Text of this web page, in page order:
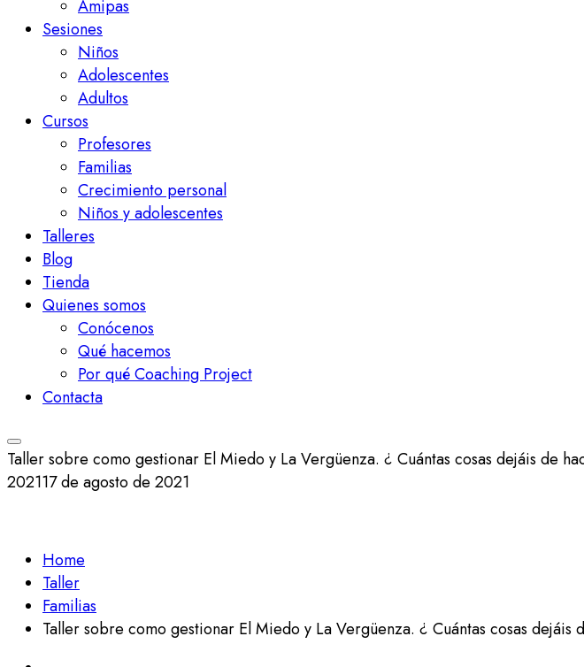
Amipas
Sesiones
Niños
Adolescentes
Adultos
Cursos
Profesores
Familias
Crecimiento personal
Niños y adolescentes
Talleres
Blog
Tienda
Quienes somos
Conócenos
Qué hacemos
Por qué Coaching Project
Contacta
Taller sobre como gestionar El Miedo y La Vergüenza. ¿ Cuántas cosas dejáis de
202117 de agosto de 2021
Home
Taller
Familias
Taller sobre como gestionar El Miedo y La Vergüenza. ¿ Cuántas cosas